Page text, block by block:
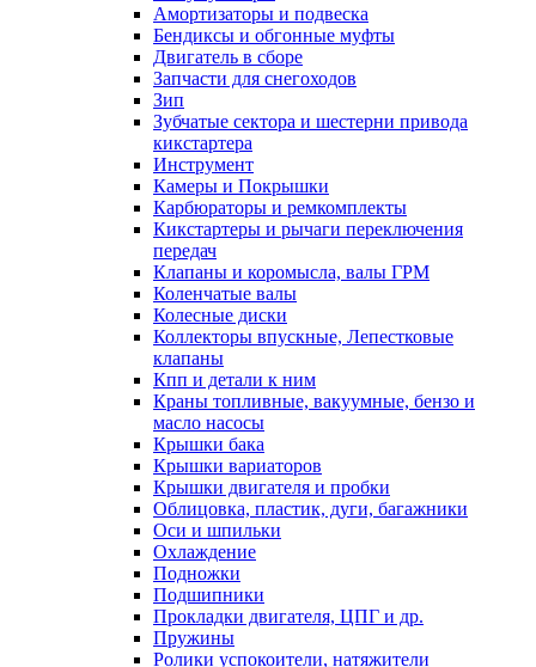
Амортизаторы и подвеска
Бендиксы и обгонные муфты
Двигатель в сборе
Запчасти для снегоходов
Зип
Зубчатые сектора и шестерни привода
кикстартера
Инструмент
Камеры и Покрышки
Карбюраторы и ремкомплекты
Кикстартеры и рычаги переключения
передач
Клапаны и коромысла, валы ГРМ
Коленчатые валы
Колесные диски
Коллекторы впускные, Лепестковые
клапаны
Кпп и детали к ним
Краны топливные, вакуумные, бензо и
масло насосы
Крышки бака
Крышки вариаторов
Крышки двигателя и пробки
Облицовка, пластик, дуги, багажники
Оси и шпильки
Охлаждение
Подножки
Подшипники
Прокладки двигателя, ЦПГ и др.
Пружины
Ролики успокоители, натяжители